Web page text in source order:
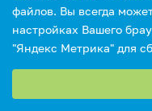
файлов. Вы всегда
настройках Вашего
"Яндекс Метрика" для
Выберите настройки